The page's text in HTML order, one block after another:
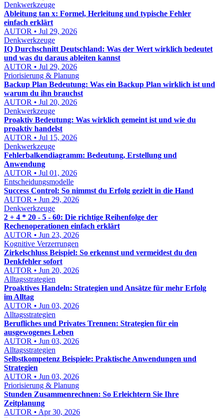
Denkwerkzeuge
Ableitung tan x: Formel, Herleitung und typische Fehler
einfach erklärt
AUTOR • Jul 29, 2026
Denkwerkzeuge
IQ Durchschnitt Deutschland: Was der Wert wirklich bedeutet
und was du daraus ableiten kannst
AUTOR • Jul 29, 2026
Priorisierung & Planung
Backup Plan Bedeutung: Was ein Backup Plan wirklich ist und
warum du ihn brauchst
AUTOR • Jul 20, 2026
Denkwerkzeuge
Proaktiv Bedeutung: Was wirklich gemeint ist und wie du
proaktiv handelst
AUTOR • Jul 15, 2026
Denkwerkzeuge
Fehlerbalkendiagramm: Bedeutung, Erstellung und
Anwendung
AUTOR • Jul 01, 2026
Entscheidungsmodelle
Success Control: So nimmst du Erfolg gezielt in die Hand
AUTOR • Jun 29, 2026
Denkwerkzeuge
2 + 4 * 20 - 5 - 60: Die richtige Reihenfolge der
Rechenoperationen einfach erklärt
AUTOR • Jun 23, 2026
Kognitive Verzerrungen
Zirkelschluss Beispiel: So erkennst und vermeidest du den
Denkfehler sofort
AUTOR • Jun 20, 2026
Alltagsstrategien
Proaktives Handeln: Strategien und Ansätze für mehr Erfolg
im Alltag
AUTOR • Jun 03, 2026
Alltagsstrategien
Berufliches und Privates Trennen: Strategien für ein
ausgewogenes Leben
AUTOR • Jun 03, 2026
Alltagsstrategien
Selbstkompetenz Beispiele: Praktische Anwendungen und
Strategien
AUTOR • Jun 03, 2026
Priorisierung & Planung
Stunden Zusammenrechnen: So Erleichtern Sie Ihre
Zeitplanung
AUTOR • Apr 30, 2026